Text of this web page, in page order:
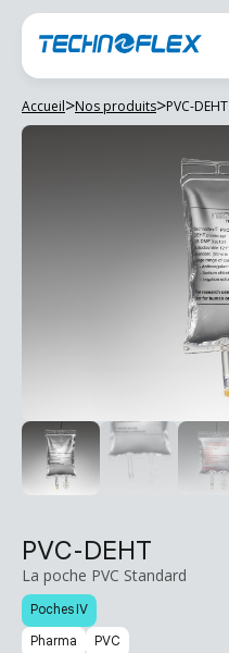
Aller
contenu
Accueil>Nos produits>PVC-DEHT
PVC-DEHT
La poche PVC Standard
Poches IV
Pharma
PVC